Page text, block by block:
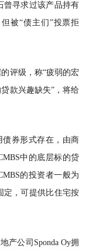
曾寻求过该产品持有
被“债主们”投票拒
评级，称“疲弱的宏
款兴趣缺失”，将给
债券形式存在，由商
中的底层标的贷
的投资者一般为
定，可提供比住宅按
产公司Sponda Oy拥